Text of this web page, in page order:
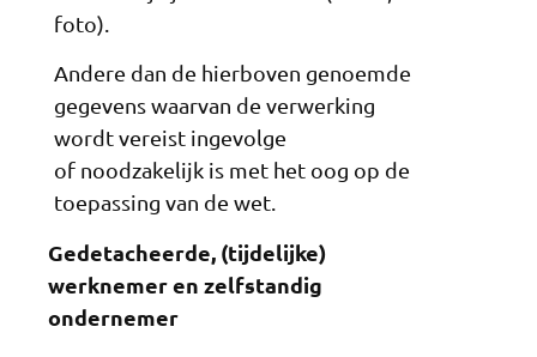
foto).
Andere dan de hierboven genoemde
gegevens waarvan de verwerking
wordt vereist ingevolge
of noodzakelijk is met het oog op de
toepassing van de wet.
Gedetacheerde, (tijdelijke)
werknemer en zelfstandig
ondernemer